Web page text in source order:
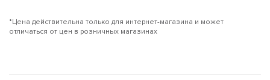
*Цена действительна только для интернет-магазина и может
отличаться от цен в розничных магазинах